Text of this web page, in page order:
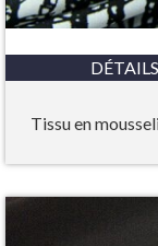
DÉTAILS
Tissu en